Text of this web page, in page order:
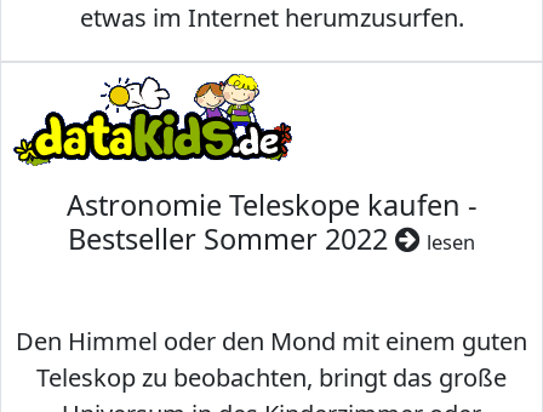
etwas im Internet herumzusurfen.
Astronomie Teleskope kaufen -
Bestseller Sommer 2022
lesen
Den Himmel oder den Mond mit einem guten
Teleskop zu beobachten, bringt das große